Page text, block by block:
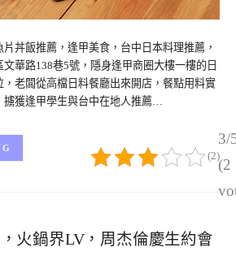
丼飯推薦，逢甲美食，台中日本料理推薦，
華路138巷5號，隱身逢甲商圈大樓一樓的日
老闆從高檔日料餐廳出來開店，餐點用料實
獲逢甲學生與台中在地人推薦…
3/
(2
(2)
火鍋界LV，周杰倫慶生約會